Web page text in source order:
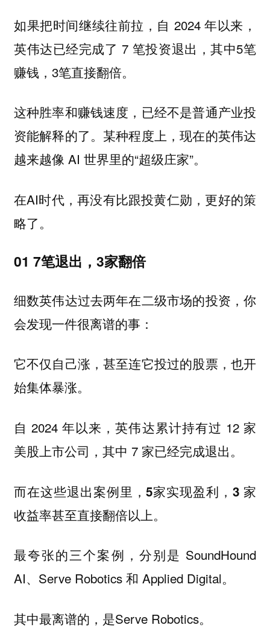
如果把时间继续往前拉，自 2024 年以来，
英伟达已经完成了 7 笔投资退出，其中5笔
赚钱，3笔直接翻倍。
这种胜率和赚钱速度，已经不是普通产业投
资能解释的了。某种程度上，现在的英伟达
越来越像 AI 世界里的“超级庄家”。
在AI时代，再没有比跟投黄仁勋，更好的策
略了。
01 7笔退出，3家翻倍
细数英伟达过去两年在二级市场的投资，你
会发现一件很离谱的事：
它不仅自己涨，甚至连它投过的股票，也开
始集体暴涨。
自 2024 年以来，英伟达累计持有过 12 家
美股上市公司，其中 7 家已经完成退出。
而在这些退出案例里，5家实现盈利，3 家
收益率甚至直接翻倍以上。
最夸张的三个案例，分别是 SoundHound
AI、Serve Robotics 和 Applied Digital。
其中最离谱的，是Serve Robotics。